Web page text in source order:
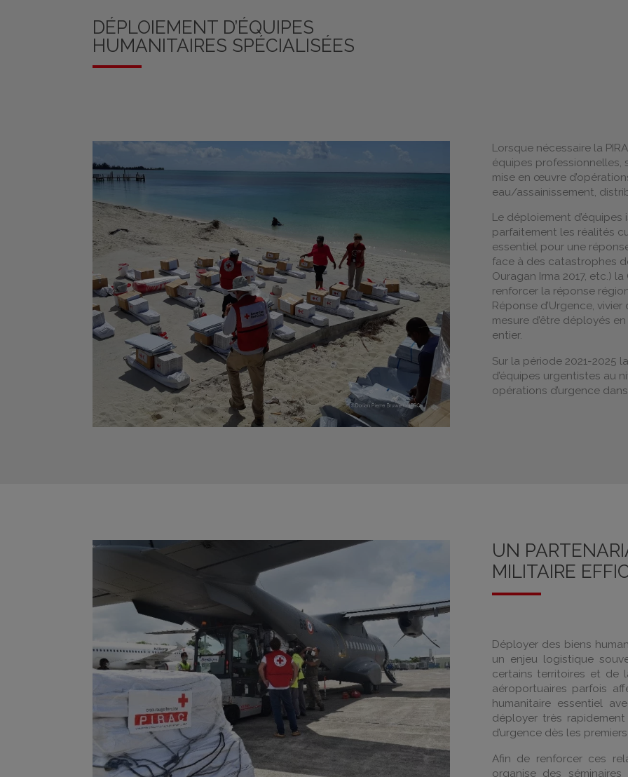
DÉPLOIEMENT D’ÉQUIPES
HUMANITAIRES SPÉCIALISÉES
Lorsque nécessaire la
équipes professionnelles,
mise en œuvre
eau/assainissement,
Le déploiement
parfaitement les réalités
essentiel pour une
face à des catastrophes
Ouragan Irma 2017, etc.)
renforcer la réponse
Réponse d’Urgence,
mesure d’être déployés
entier.
Sur la période 2021-2025
d’équipes urgentistes au
opérations d’urgence
UN
MILITAIRE
Déployer des biens
un enjeu logistique
certains territoires et de
aéroportuaires parfois
humanitaire essentiel
déployer très
d’urgence dès les
Afin de renforcer ces
organise des